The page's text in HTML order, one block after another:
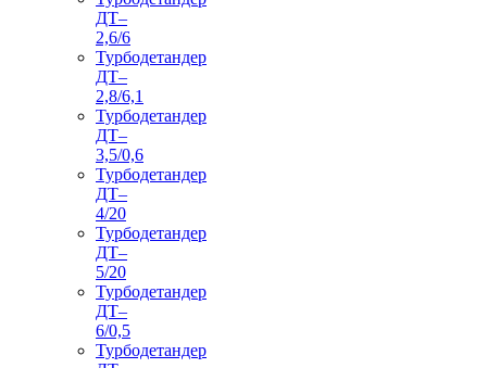
ДТ–
2,6/6
Турбодетандер
ДТ–
2,8/6,1
Турбодетандер
ДТ–
3,5/0,6
Турбодетандер
ДТ–
4/20
Турбодетандер
ДТ–
5/20
Турбодетандер
ДТ–
6/0,5
Турбодетандер